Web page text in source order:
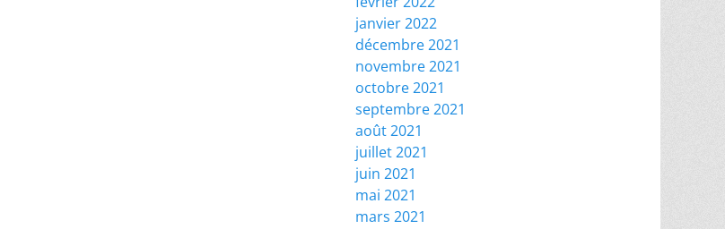
janvier 2022
décembre 2021
novembre 2021
octobre 2021
septembre 2021
août 2021
juillet 2021
juin 2021
mai 2021
mars 2021